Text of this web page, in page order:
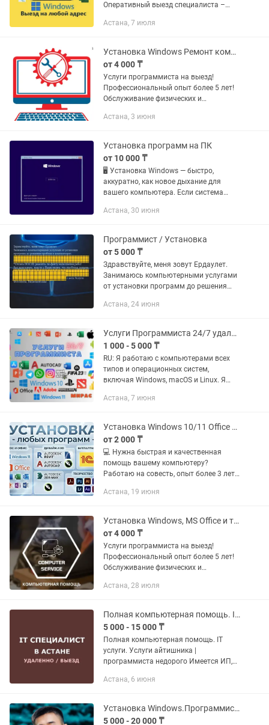
Оперативный выезд специалиста –
на все услуги – 1 год 💯 📌 Услуги: ✅
Астана, 7 июля
Установка Windows Ремонт компьютера Установка программ
от 4 000 ₸
Услуги программиста на выезд!
Профессиональный опыт более 5 лет!
Обслуживание физических и
удаленно! Предоставляемые услуги: •
Астана, 3 июня
Установка программ на ПК
от 10 000 ₸
🖥️ Установка Windows — быстро,
аккуратно, как новое дыхание для
вашего компьютера. Если система
переустановки — настрою все с нуля,
подготовлю...
Астана, 30 июня
Программист / Установка
от 5 000 ₸
Здрaвствуйтe, меня зовут Ердаулет.
Занимаюсь компьютерными услугами
от уcтaнoвки прогpамм до решения
ПОСЛЕ ремонта, по факту выполнения
Астана, 24 июня
Услуги Программиста 24/7 удаленно (word, ворд , office ,windows)
1 000 - 5 000 ₸
RU: Я работаю с компьютерами всех
типов и операционных систем,
включая Windows, macOS и Linux. Я
любые программы, включая
графические...
Астана, 7 июня
Установка Windows 10/11 Office Гарантия (Выезд или Удаленно)
от 2 000 ₸
💻 Нужна быстрая и качественная
помощь вашему компьютеру?
Работаю на совесть, опыт более 3 лет!
программы и оптимизирую систему
«летал». 🔥...
Астана, 19 июня
Установка Windows, MS Office и т.д | Программист на выезд
от 4 000 ₸
Услуги программиста на выезд!
Профессиональный опыт более 5 лет!
Обслуживание физических и
удаленно! Предоставляемые услуги: •
Астана, 28 июля
Полная компьютерная помощь. IT услуги. Вызов айтишника / программиста
5 000 - 15 000 ₸
Полная компьютерная помощь. IT
услуги. Услуги айтишника |
программиста недорого Имеется ИП,
АВР и счет на оплату) предоставлю.
Астана, 6 июня
Установка Windows.Программист Виндовс Офис Ворд Office Автокад 3D Max
5 000 - 20 000 ₸